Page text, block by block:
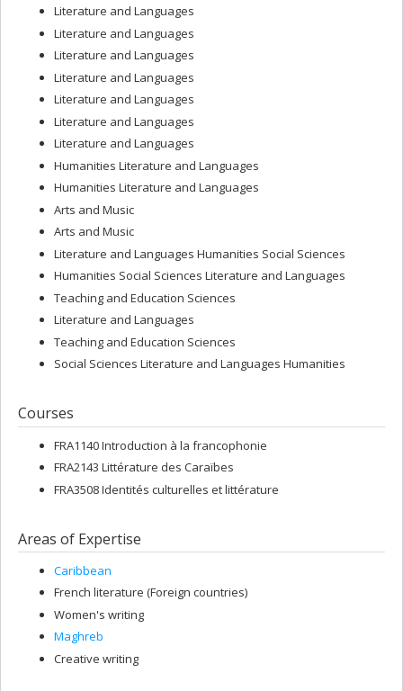
Literature and Languages
Literature and Languages
Literature and Languages
Literature and Languages
Literature and Languages
Literature and Languages
Literature and Languages
Humanities Literature and Languages
Humanities Literature and Languages
Arts and Music
Arts and Music
Literature and Languages Humanities Social Sciences
Humanities Social Sciences Literature and Languages
Teaching and Education Sciences
Literature and Languages
Teaching and Education Sciences
Social Sciences Literature and Languages Humanities
Courses
FRA1140 Introduction à la francophonie
FRA2143 Littérature des Caraïbes
FRA3508 Identités culturelles et littérature
Areas of Expertise
Caribbean
French literature (Foreign countries)
Women's writing
Maghreb
Creative writing